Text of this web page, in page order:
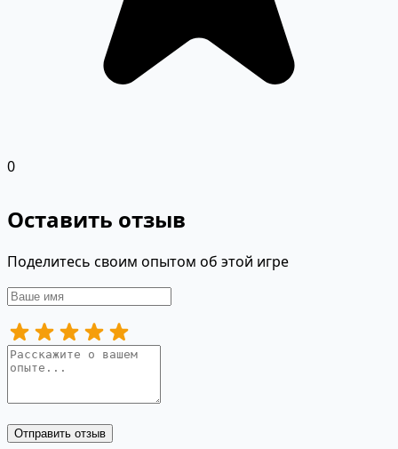
0
Оставить отзыв
Поделитесь своим опытом об этой игре
Отправить отзыв